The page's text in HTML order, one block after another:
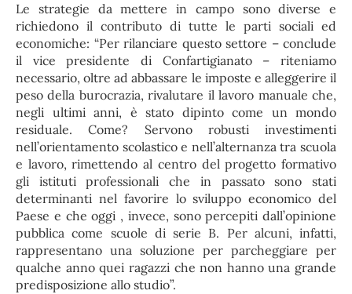
Le strategie da mettere in campo sono diverse e
richiedono il contributo di tutte le parti sociali ed
economiche: “Per rilanciare questo settore – conclude
il vice presidente di Confartigianato – riteniamo
necessario, oltre ad abbassare le imposte e alleggerire il
peso della burocrazia, rivalutare il lavoro manuale che,
negli ultimi anni, è stato dipinto come un mondo
residuale. Come? Servono robusti investimenti
nell’orientamento scolastico e nell’alternanza tra scuola
e lavoro, rimettendo al centro del progetto formativo
gli istituti professionali che in passato sono stati
determinanti nel favorire lo sviluppo economico del
Paese e che oggi , invece, sono percepiti dall’opinione
pubblica come scuole di serie B. Per alcuni, infatti,
rappresentano una soluzione per parcheggiare per
qualche anno quei ragazzi che non hanno una grande
predisposizione allo studio”.